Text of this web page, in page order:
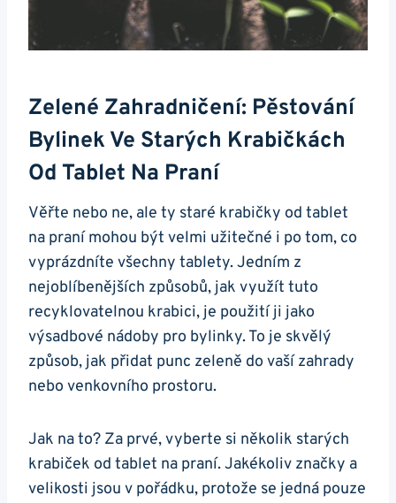
Zelené Zahradničení: Pěstování
Bylinek Ve Starých Krabičkách
Od Tablet Na Praní
Věřte nebo ne, ale ty staré krabičky od tablet
na praní mohou být​ velmi užitečné i ⁣po tom, co
vyprázdníte všechny tablety.⁢ Jedním z
nejoblíbenějších způsobů, jak využít⁢ tuto
recyklovatelnou krabici, ⁣je použití ji⁤ jako
výsadbové nádoby pro bylinky. To je skvělý
způsob, jak přidat punc zeleně do vaší zahrady
nebo venkovního prostoru.
Jak na to? Za prvé, vyberte si několik starých
krabiček od tablet na praní. Jakékoliv⁢ značky a
velikosti⁢ jsou v pořádku, protože se​ jedná pouze